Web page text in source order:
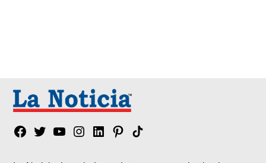
Facebook
TwitterYouTubeInstagram
LinkedinPinterest
Tik